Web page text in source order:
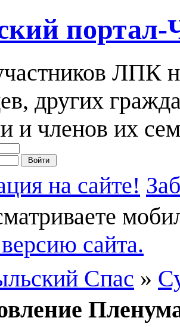
портал-
ЛПК
других
и членов их
на сайте!
сайта.
Спас »